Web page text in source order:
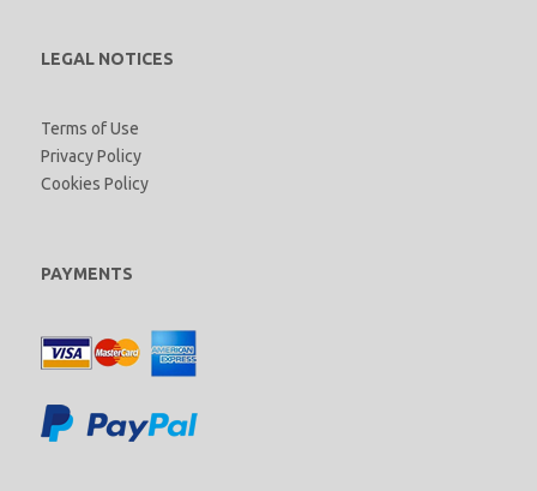
LEGAL NOTICES
Terms of Use
Privacy Policy
Cookies Policy
PAYMENTS